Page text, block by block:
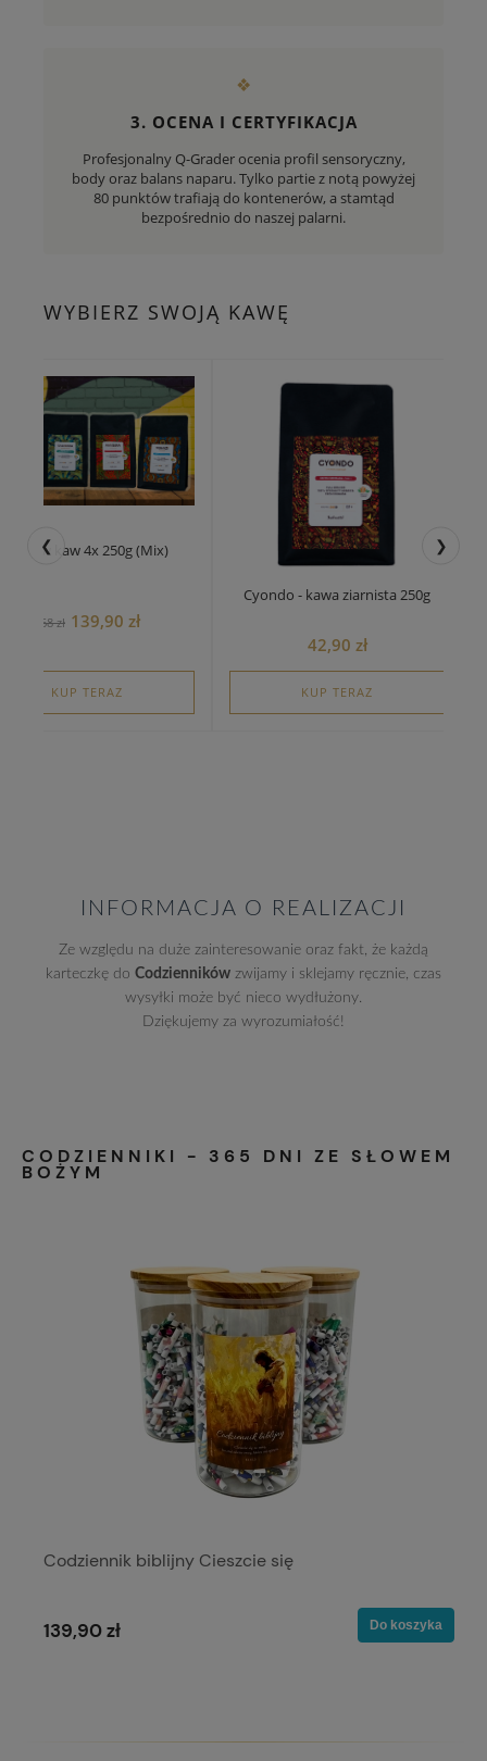
❖
3. OCENA I CERTYFIKACJA
Profesjonalny Q-Grader ocenia profil sensoryczny,
body oraz balans naparu. Tylko partie z notą powyżej
80 punktów trafiają do kontenerów, a stamtąd
bezpośrednio do naszej palarni.
WYBIERZ SWOJĄ KAWĘ
❮ ❯
Zestaw kaw 4x 250g (Mix)
168 zł 139,90 zł
KUP TERAZ
Cyondo - kawa ziarnista 250g
42,90 zł
KUP TERAZ
INFORMACJA O REALIZACJI
Ze względu na duże zainteresowanie oraz fakt, że każdą
karteczkę do Codzienników zwijamy i sklejamy ręcznie, czas
wysyłki może być nieco wydłużony.
Dziękujemy za wyrozumiałość!
CODZIENNIKI - 365 DNI ZE SŁOWEM
BOŻYM
Codziennik biblijny Cieszcie się
139,90 zł Do koszyka